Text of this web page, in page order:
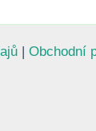
| Obchodní